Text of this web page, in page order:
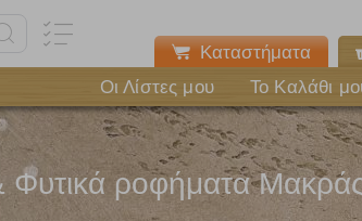
Καταστήματα
Οι Λίστες μου Το Καλάθι
Φυτικά ροφήματα Μακράς